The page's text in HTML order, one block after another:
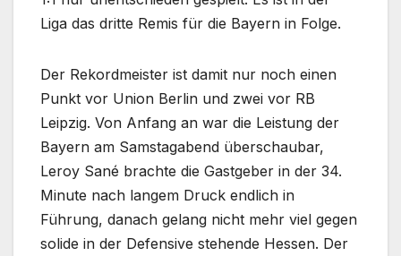
Liga das dritte Remis für die Bayern in Folge.
Der Rekordmeister ist damit nur noch einen
Punkt vor Union Berlin und zwei vor RB
Leipzig. Von Anfang an war die Leistung der
Bayern am Samstagabend überschaubar,
Leroy Sané brachte die Gastgeber in der 34.
Minute nach langem Druck endlich in
Führung, danach gelang nicht mehr viel gegen
solide in der Defensive stehende Hessen. Der